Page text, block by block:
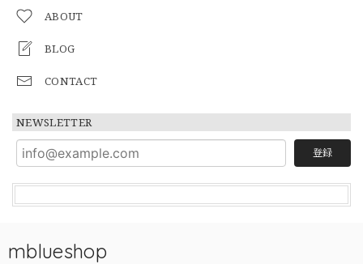
ABOUT
BLOG
CONTACT
NEWSLETTER
登録
mblueshop